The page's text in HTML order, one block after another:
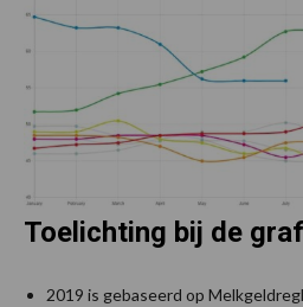
Toelichting bij de
2019 is gebaseerd op